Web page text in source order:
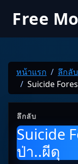
Free
หน้าแรก
ลึกลับ
Suicide
ลึกลับ
Suicide
ป่า..ผีดุ